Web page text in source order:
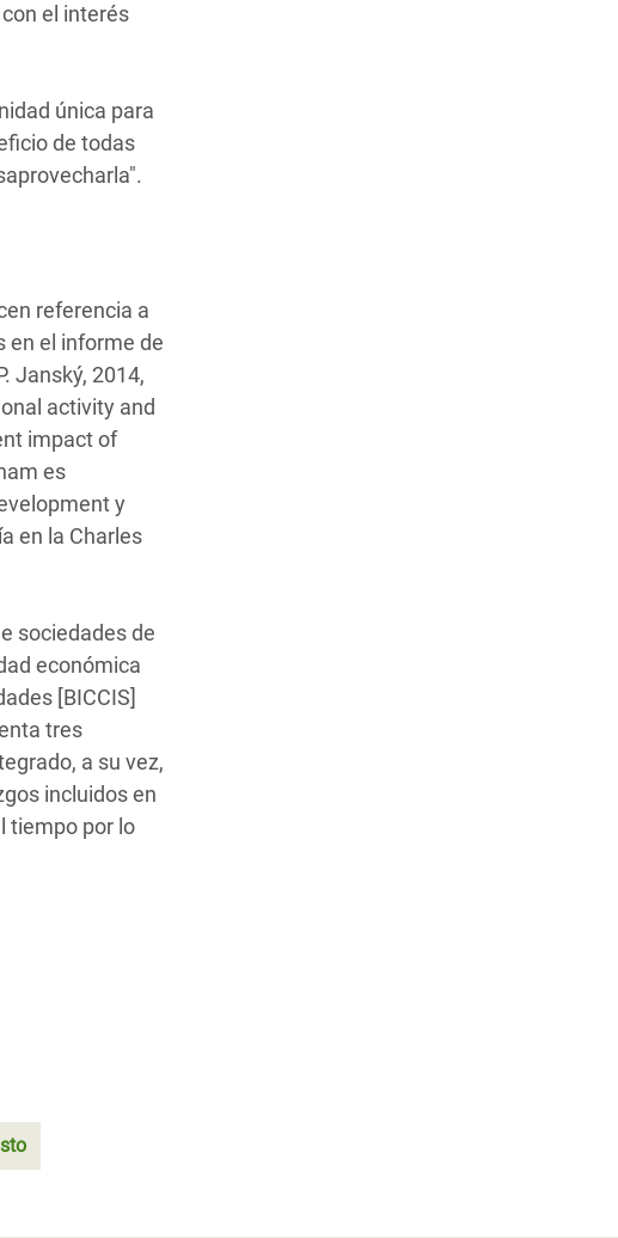
el interés
única para
de todas
referencia a
en el informe de
Janský, 2014,
activity and
impact of
es
y
en la Charles
sociedades de
económica
[BICCIS]
tres
a su vez,
incluidos en
tiempo por lo